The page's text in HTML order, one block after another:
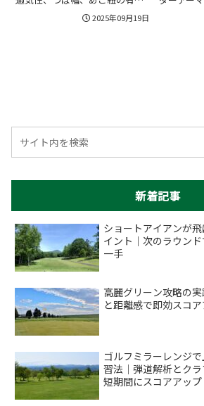
など具体的なチェックポイント
を解説。風対策やクラブ干渉、
ト。
2025年09月19日
ストンほ
まで比較
新着記事
ショートアイアンが
イント｜次のラウン
一手
高麗グリーン攻略の
と距離感で即効スコ
ゴルフミラーレンジ
習法｜弾道解析とク
短期間にスコアアップ